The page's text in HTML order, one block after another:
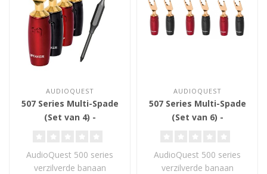
AUDIOQUEST
507 Series Multi-Spade
(Set van 4) -
AudioQuest 500 series
verzilverde banaan
AUDIOQUEST
507 Series Multi-Spade
(Set van 6) -
AudioQuest 500 series
verzilverde banaan